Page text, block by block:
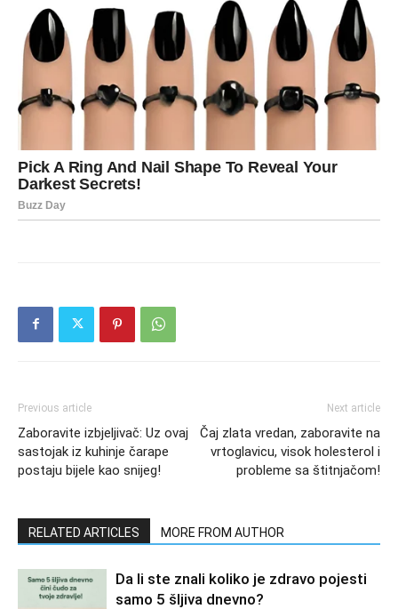
Previous article
Zaboravite izbjeljivač: Uz ovaj
sastojak iz kuhinje čarape
postaju bijele kao snijeg!
Next article
Čaj zlata vredan, zaboravite na
vrtoglavicu, visok holesterol i
probleme sa štitnjačom!
RELATED ARTICLES MORE FROM AUTHOR
Da li ste znali koliko je zdravo pojesti
samo 5 šljiva dnevno?